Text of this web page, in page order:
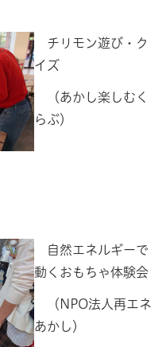
チリモン遊び・ク
イズ
（あかし楽しむく
らぶ）
自然エネルギーで
動くおもちゃ体験会
（NPO法人再エネ
あかし）